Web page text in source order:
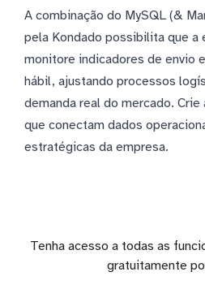
A combinação do MySQL (&
pela Kondado possibilita que a
monitore indicadores de envio
hábil, ajustando processos
demanda real do mercado.
que conectam dados
estratégicas da empresa.
Tenha acesso a todas as
gratuitamente